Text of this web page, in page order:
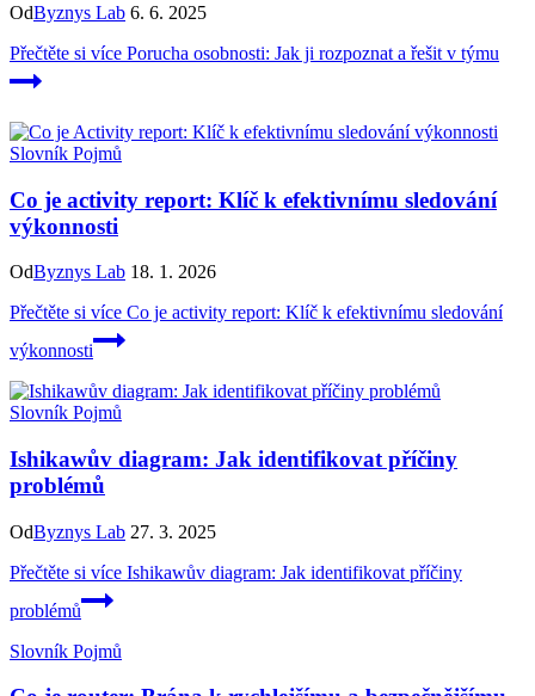
OdByznys Lab 6. 6. 2025
Přečtěte si více Porucha osobnosti: Jak ji rozpoznat a řešit v týmu
Slovník Pojmů
Co je activity report: Klíč k efektivnímu sledování
výkonnosti
OdByznys Lab 18. 1. 2026
Přečtěte si více Co je activity report: Klíč k efektivnímu sledování
výkonnosti
Slovník Pojmů
Ishikawův diagram: Jak identifikovat příčiny
problémů
OdByznys Lab 27. 3. 2025
Přečtěte si více Ishikawův diagram: Jak identifikovat příčiny
problémů
Slovník Pojmů